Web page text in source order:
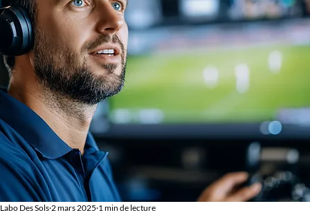
Labo Des Sols 2 mars 2025 1 min de lecture